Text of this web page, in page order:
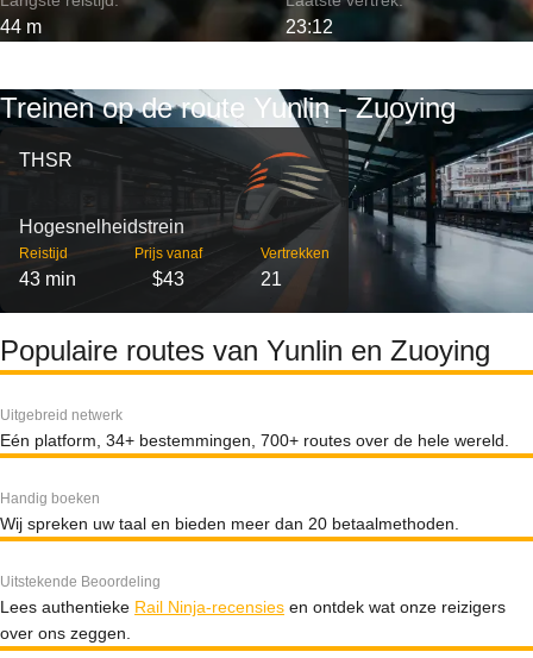
44 m 23:12
Treinen op de route Yunlin - Zuoying
THSR
Hogesnelheidstrein
Reistijd
43 min
Prijs vanaf
$43
Vertrekken
21
Populaire routes van Yunlin en Zuoying
Uitgebreid netwerk
Eén platform, 34+ bestemmingen, 700+ routes over de hele wereld.
Handig boeken
Wij spreken uw taal en bieden meer dan 20 betaalmethoden.
Uitstekende Beoordeling
Lees authentieke Rail Ninja-recensies en ontdek wat onze reizigers
over ons zeggen.